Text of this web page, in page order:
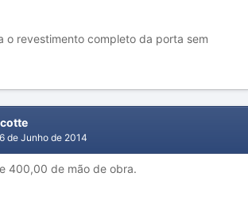
o revestimento completo da porta sem
de Junho de 2014
400,00 de mão de obra.